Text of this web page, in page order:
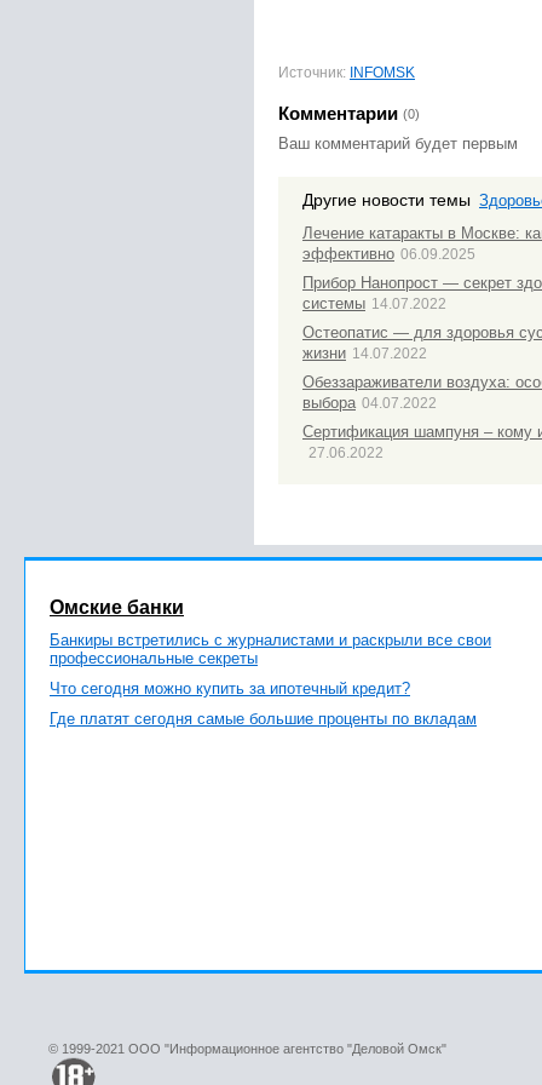
Источник: INFOMSK
Комментарии (0)
Ваш комментарий будет первым
Другие новости темы
Лечение катаракты в Москве:
эффективно 06.09.2025
Прибор Нанопрост — секрет
системы 14.07.2022
Остеопатис — для здоровья
жизни 14.07.2022
Обеззараживатели воздуха:
выбора 04.07.2022
Сертификация шампуня – кому
27.06.2022
Омские банки
Банкиры встретились с журналистами и раскрыли все свои
профессиональные секреты
Что сегодня можно купить за ипотечный кредит?
Где платят сегодня самые большие проценты по вкладам
© 1999-2021 ООО "Информационное агентство "Деловой Омск"